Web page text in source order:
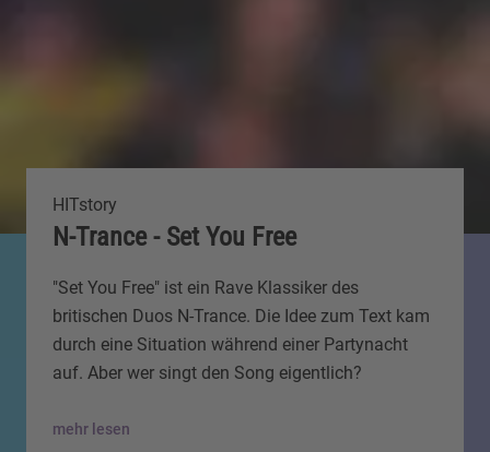
HITstory
N-Trance - Set You Free
"Set You Free" ist ein Rave Klassiker des
britischen Duos N-Trance. Die Idee zum Text kam
durch eine Situation während einer Partynacht
auf. Aber wer singt den Song eigentlich?
mehr lesen